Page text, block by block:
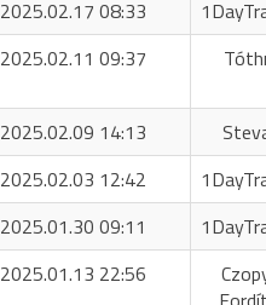
2025.02.17 08:33
2025.02.11 09:37
2025.02.09 14:13
2025.02.03 12:42
2025.01.30 09:11
2025.01.13 22:56